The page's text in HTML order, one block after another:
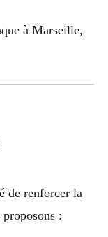
à Marseille,
de renforcer la
: